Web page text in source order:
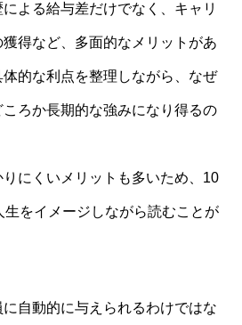
よる給与差だけでなく、キャリ
得など、多面的なメリットがあ
的な利点を整理しながら、なぜ
ろか長期的な強みになり得るの
にくいメリットも多いため、10
をイメージしながら読むことが
自動的に与えられるわけではな